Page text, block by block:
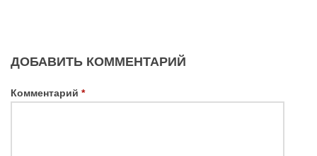
ДОБАВИТЬ КОММЕНТАРИЙ
Комментарий *